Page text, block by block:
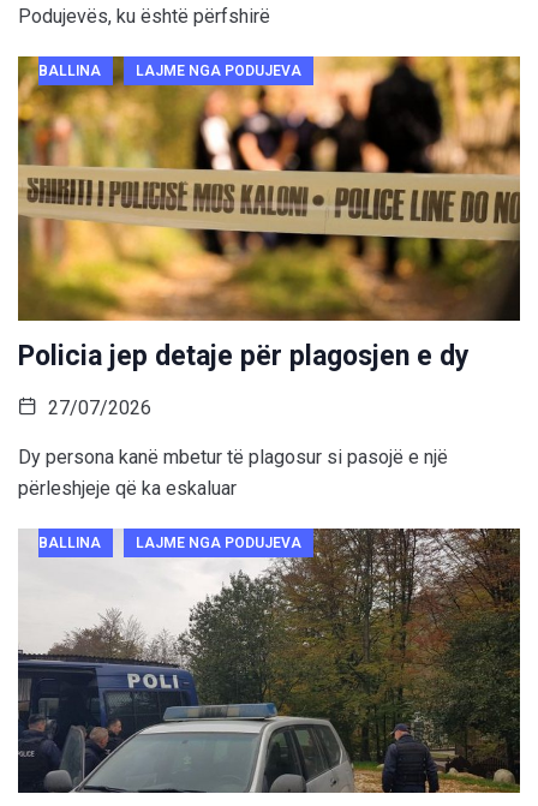
Podujevës, ku është përfshirë
BALLINA LAJME NGA PODUJEVA
Policia jep detaje për plagosjen e dy
27/07/2026
Dy persona kanë mbetur të plagosur si pasojë e një
përleshjeje që ka eskaluar
BALLINA LAJME NGA PODUJEVA